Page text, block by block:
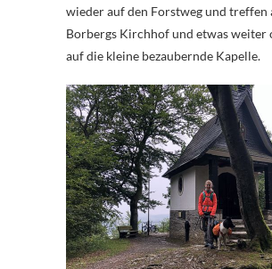
wieder auf den Forstweg und treffen
Borbergs Kirchhof und etwas weiter
auf die kleine bezaubernde Kapelle.